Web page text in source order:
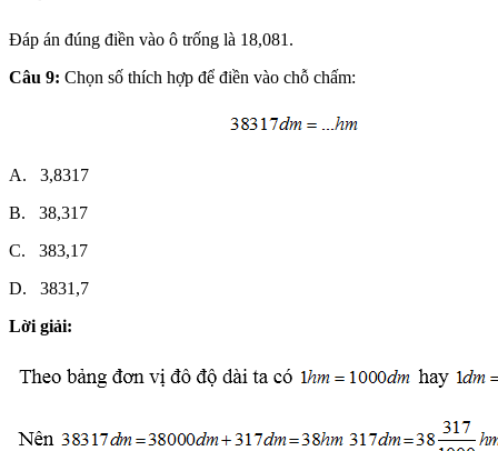
Đáp án đúng điền vào ô trống là 18,081.
Câu 9: Chọn số thích hợp để điền vào chỗ chấm:
A. 3,8317
B. 38,317
C. 383,17
D. 3831,7
Lời giải: